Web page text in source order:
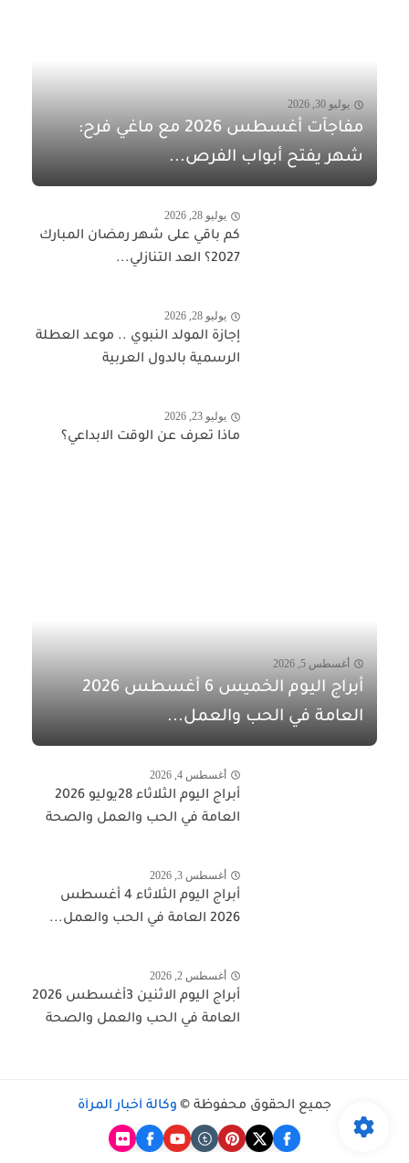
يوليو 30, 2026
مفاجآت أغسطس 2026 مع ماغي فرح:
شهر يفتح أبواب الفرص...
يوليو 28, 2026
كم باقي على شهر رمضان المبارك
2027؟ العد التنازلي...
يوليو 28, 2026
إجازة المولد النبوي .. موعد العطلة
الرسمية بالدول العربية
يوليو 23, 2026
ماذا تعرف عن الوقت الابداعي؟
أغسطس 5, 2026
أبراج اليوم الخميس 6 أغسطس 2026
العامة في الحب والعمل...
أغسطس 4, 2026
أبراج اليوم الثلاثاء 28يوليو 2026
العامة في الحب والعمل والصحة
أغسطس 3, 2026
أبراج اليوم الثلاثاء 4 أغسطس
2026 العامة في الحب والعمل...
أغسطس 2, 2026
أبراج اليوم الاثنين 3أغسطس 2026
العامة في الحب والعمل والصحة
جميع الحقوق محفوظة © وكالة أخبار المرأة